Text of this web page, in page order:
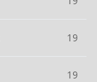
19
19